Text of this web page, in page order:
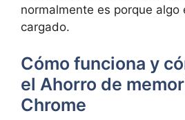
normalmente es porque algo
cargado.
Cómo funciona y
el Ahorro de
Chrome